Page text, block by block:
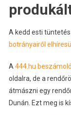
A kedd esti
botrányairől
A 444.hu
oldalra, de a
átmászni egy
Dunán. Ezt meg is